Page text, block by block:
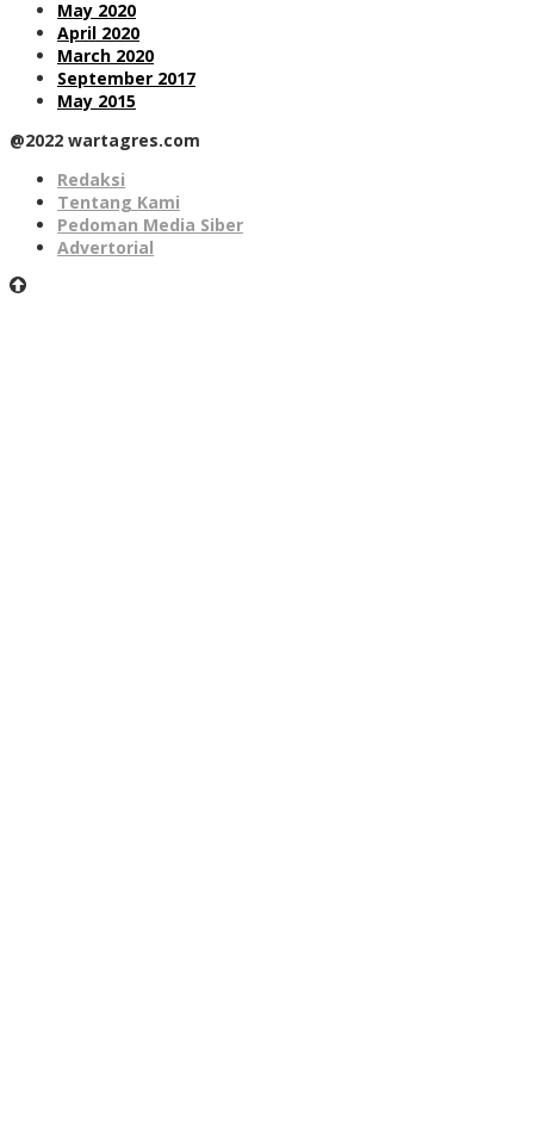
May 2020
April 2020
March 2020
September 2017
May 2015
@2022 wartagres.com
Redaksi
Tentang Kami
Pedoman Media Siber
Advertorial